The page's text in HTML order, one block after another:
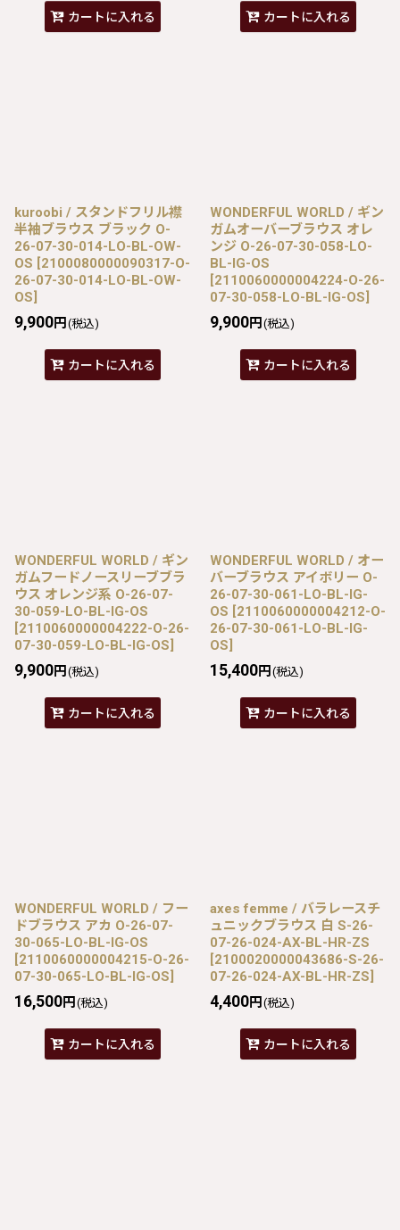
カートに入れる カートに入れる
kuroobi / スタンドフリル襟
半袖ブラウス ブラック O-
26-07-30-014-LO-BL-OW-
OS [2100080000090317-O-
26-07-30-014-LO-BL-OW-
OS]
9,900円 (税込)
カートに入れる
WONDERFUL WORLD / ギン
ガムオーバーブラウス オレ
ンジ O-26-07-30-058-LO-
BL-IG-OS
[2110060000004224-O-26-
07-30-058-LO-BL-IG-OS]
9,900円 (税込)
カートに入れる
WONDERFUL WORLD / ギン
ガムフードノースリーブブラ
ウス オレンジ系 O-26-07-
30-059-LO-BL-IG-OS
[2110060000004222-O-26-
07-30-059-LO-BL-IG-OS]
9,900円 (税込)
カートに入れる
WONDERFUL WORLD / オー
バーブラウス アイボリー O-
26-07-30-061-LO-BL-IG-
OS [2110060000004212-O-
26-07-30-061-LO-BL-IG-
OS]
15,400円 (税込)
カートに入れる
WONDERFUL WORLD / フー
ドブラウス アカ O-26-07-
30-065-LO-BL-IG-OS
[2110060000004215-O-26-
07-30-065-LO-BL-IG-OS]
16,500円 (税込)
カートに入れる
axes femme / バラレースチ
ュニックブラウス 白 S-26-
07-26-024-AX-BL-HR-ZS
[2100020000043686-S-26-
07-26-024-AX-BL-HR-ZS]
4,400円 (税込)
カートに入れる